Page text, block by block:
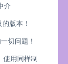
介
版本！
切问题！
使用同样制